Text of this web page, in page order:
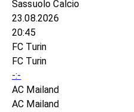
Sassuolo Calcio
23.08.2026
20:45
FC Turin
FC Turin
-:-
AC Mailand
AC Mailand